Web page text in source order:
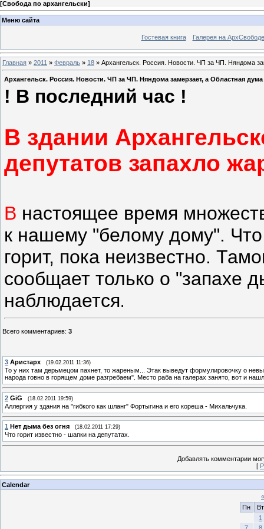
[Свобода по архангельски]
Меню сайта
Гостевая книга Галерея на АрхСвободе
Главная » 2011 » Февраль » 18 » Архангельск. Россия. Новости. ЧП за ЧП. Няндома
Архангельск. Россия. Новости. ЧП за ЧП. Няндома замерзает, а Областная дума
! В последний час !
В здании
депутатов запахло
В настоящее время
к нашему "белому дому". Что
горит, пока неизвестно.
сообщает только о "запахе
наблюдается.
Всего комментариев: 3
3 Аристарх (19.02.2011 11:36)
То у них там дерьмецом пахнет, то жареным... Этак выведут формулировочку о
народа говно в горящем доме разгребаем". Место раба на галерах занято, вот и
2 GiG (18.02.2011 19:59)
Аллергия у здания на "гибкого как шланг" Фортыгина и его кореша - Михальчука.
1 Нет дыма без огня (18.02.2011 17:29)
Что горит известно - шапки на депутатах.
Добавлять комментарии
[
Calendar
«
Пн
Вт
1